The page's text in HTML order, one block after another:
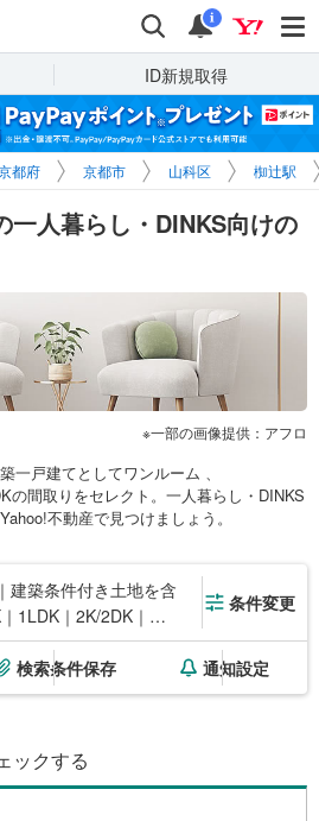
検索 通知
i
ID新規取得
都府 京都市 山科区 椥辻駅
一人暮らし・DINKS向けの
一部の画像提供：アフロ
一戸建てとしてワンルーム 、
の間取りをセレクト。一人暮らし・DINKS
不動産で見つけましょう。
建築条件付き土地を含
1LDK｜2K/2DK｜
条件変更
検索条件保存 通知設定
ックする